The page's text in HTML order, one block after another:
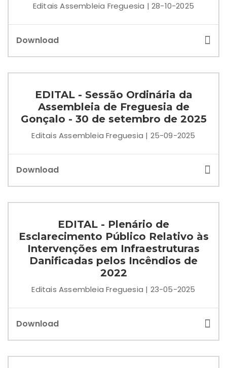
Editais Assembleia Freguesia | 28-10-2025
Download
EDITAL - Sessão Ordinária da
Assembleia de Freguesia de
Gonçalo - 30 de setembro de 2025
Editais Assembleia Freguesia | 25-09-2025
Download
EDITAL - Plenário de
Esclarecimento Público Relativo às
Intervenções em Infraestruturas
Danificadas pelos Incêndios de
2022
Editais Assembleia Freguesia | 23-05-2025
Download